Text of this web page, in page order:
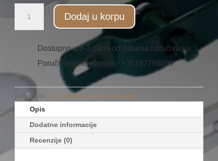
panelna
ograda
(1230x2500mm)
Dodaj u korpu
Dostupno u 2-3 dana od datuma naručivanja
Poručivanje telefonom - +38162788899
Kategorije: 3D panelne ograde
Ograde
Opis
Dodatne informacije
Recenzije (0)